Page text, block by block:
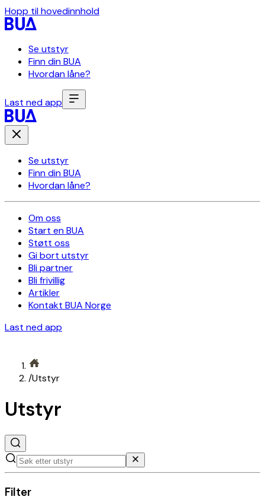
Hopp til hovedinnhold
Se utstyr
Finn din BUA
Hvordan låne?
Last ned app
Se utstyr
Finn din BUA
Hvordan låne?
Om oss
Start en BUA
Støtt oss
Gi bort utstyr
Bli partner
Bli frivillig
Artikler
Kontakt BUA Norge
Last ned app
/Utstyr
Utstyr
Filter